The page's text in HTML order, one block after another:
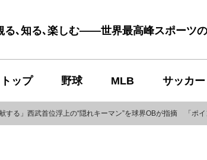
る､知る､楽しむ――世界最高峰スポーツ
トップ 野球 MLB サッカー
する」西武首位浮上の“隠れキーマン”を球界OBが指摘 「ポイ